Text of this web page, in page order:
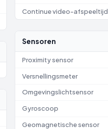
Continue video-afspeeltijd
Sensoren
Proximity sensor
Versnellingsmeter
Omgevingslichtsensor
Gyroscoop
Geomagnetische sensor